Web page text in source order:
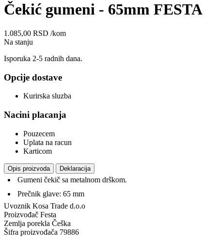
Čekić gumeni - 65mm FESTA
1.085,00 RSD /kom
Na stanju
Isporuka 2-5 radnih dana.
Opcije dostave
Kurirska sluzba
Nacini placanja
Pouzecem
Uplata na racun
Karticom
Opis proizvoda Deklaracija
Gumeni čekič sa metalnom drškom.
Prečnik glave: 65 mm
Uvoznik Kosa Trade d.o.o
Proizvođač Festa
Zemlja porekla Češka
Šifra proizvođača 79886